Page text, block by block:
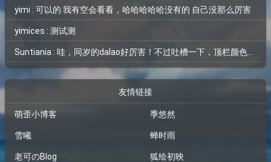
yimi : 可以的 我有空会看看，哈哈哈哈哈没有的 自己没那么厉害
yimices : 测试测
友情链接
萌歪小博客 季悠然
雪曦 蝉时雨
老可のBlog 狐绘初映